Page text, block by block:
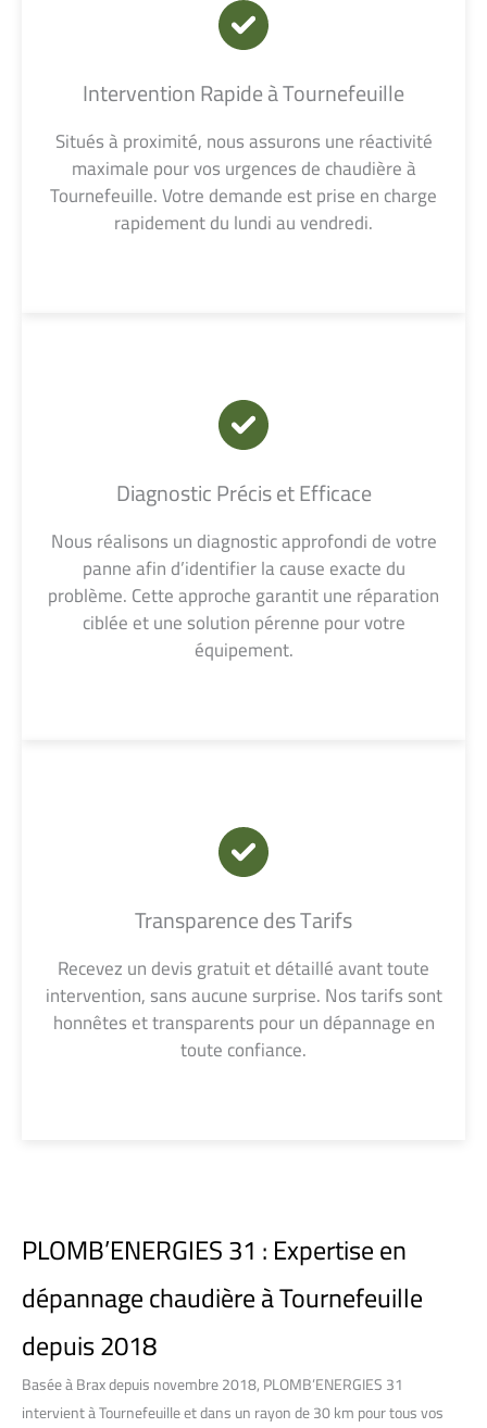
Intervention Rapide à Tournefeuille
Situés à proximité, nous assurons une réactivité
maximale pour vos urgences de chaudière à
Tournefeuille. Votre demande est prise en charge
rapidement du lundi au vendredi.
Diagnostic Précis et Efficace
Nous réalisons un diagnostic approfondi de votre
panne afin d’identifier la cause exacte du
problème. Cette approche garantit une réparation
ciblée et une solution pérenne pour votre
équipement.
Transparence des Tarifs
Recevez un devis gratuit et détaillé avant toute
intervention, sans aucune surprise. Nos tarifs sont
honnêtes et transparents pour un dépannage en
toute confiance.
PLOMB’ENERGIES 31 : Expertise en
dépannage chaudière à Tournefeuille
depuis 2018
Basée à Brax depuis novembre 2018, PLOMB’ENERGIES 31
intervient à Tournefeuille et dans un rayon de 30 km pour tous vos